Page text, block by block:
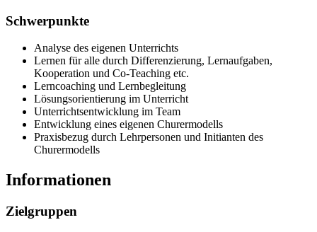
Schwerpunkte
Analyse des eigenen Unterrichts
Lernen für alle durch Differenzierung, Lernaufgaben,
Kooperation und Co-Teaching etc.
Lerncoaching und Lernbegleitung
Lösungsorientierung im Unterricht
Unterrichtsentwicklung im Team
Entwicklung eines eigenen Churermodells
Praxisbezug durch Lehrpersonen und Initianten des
Churermodells
Informationen
Zielgruppen